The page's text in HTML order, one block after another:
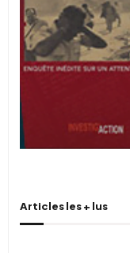
Articles les + lus